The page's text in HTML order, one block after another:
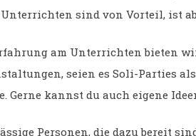
sind von Vorteil, ist
am Unterrichten bieten
seien es Soli-Parties
Gerne kannst du auch eigene
Personen, die dazu bereit